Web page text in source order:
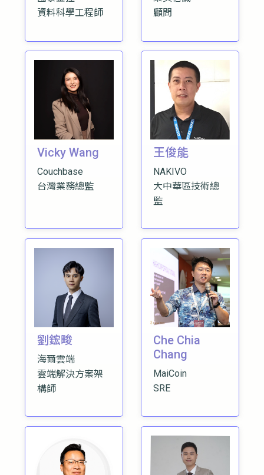
資料科學工程師
顧問
Vicky Wang
Couchbase
台灣業務總監
王俊能
NAKIVO
大中華區技術總
監
劉鋐畯
海爾雲端
雲端解決方案架
構師
Che Chia
Chang
MaiCoin
SRE